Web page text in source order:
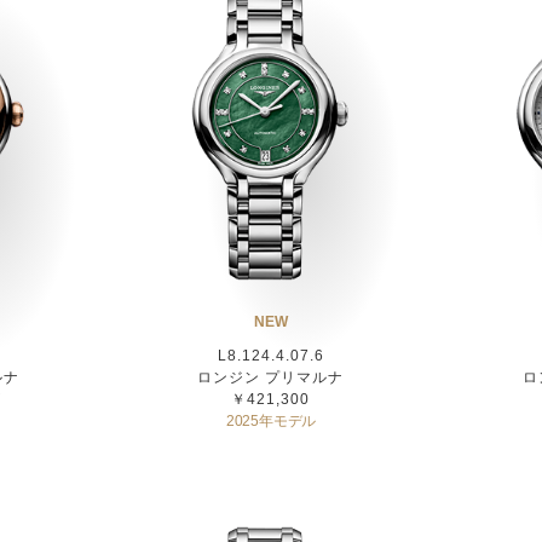
NEW
L8.124.4.07.6
ロンジン プリマルナ
￥421,300
2025年モデル